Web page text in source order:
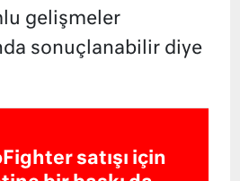
gelişmeler
sonuçlanabilir diye
satışı için